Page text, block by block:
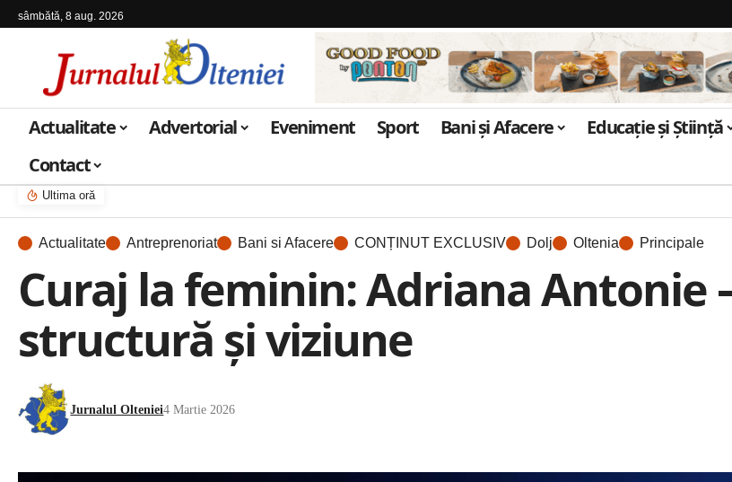
sâmbătă, 8 aug. 2026
Actualitate Advertorial Eveniment Sport Bani și Afacere Educație și Știință
Contact
Ultima oră
Actualitate Antreprenoriat Bani si Afacere CONȚINUT EXCLUSIV Dolj Oltenia Principale
Curaj la feminin: Adriana Antonie
structură și viziune
Jurnalul Olteniei4 Martie 2026